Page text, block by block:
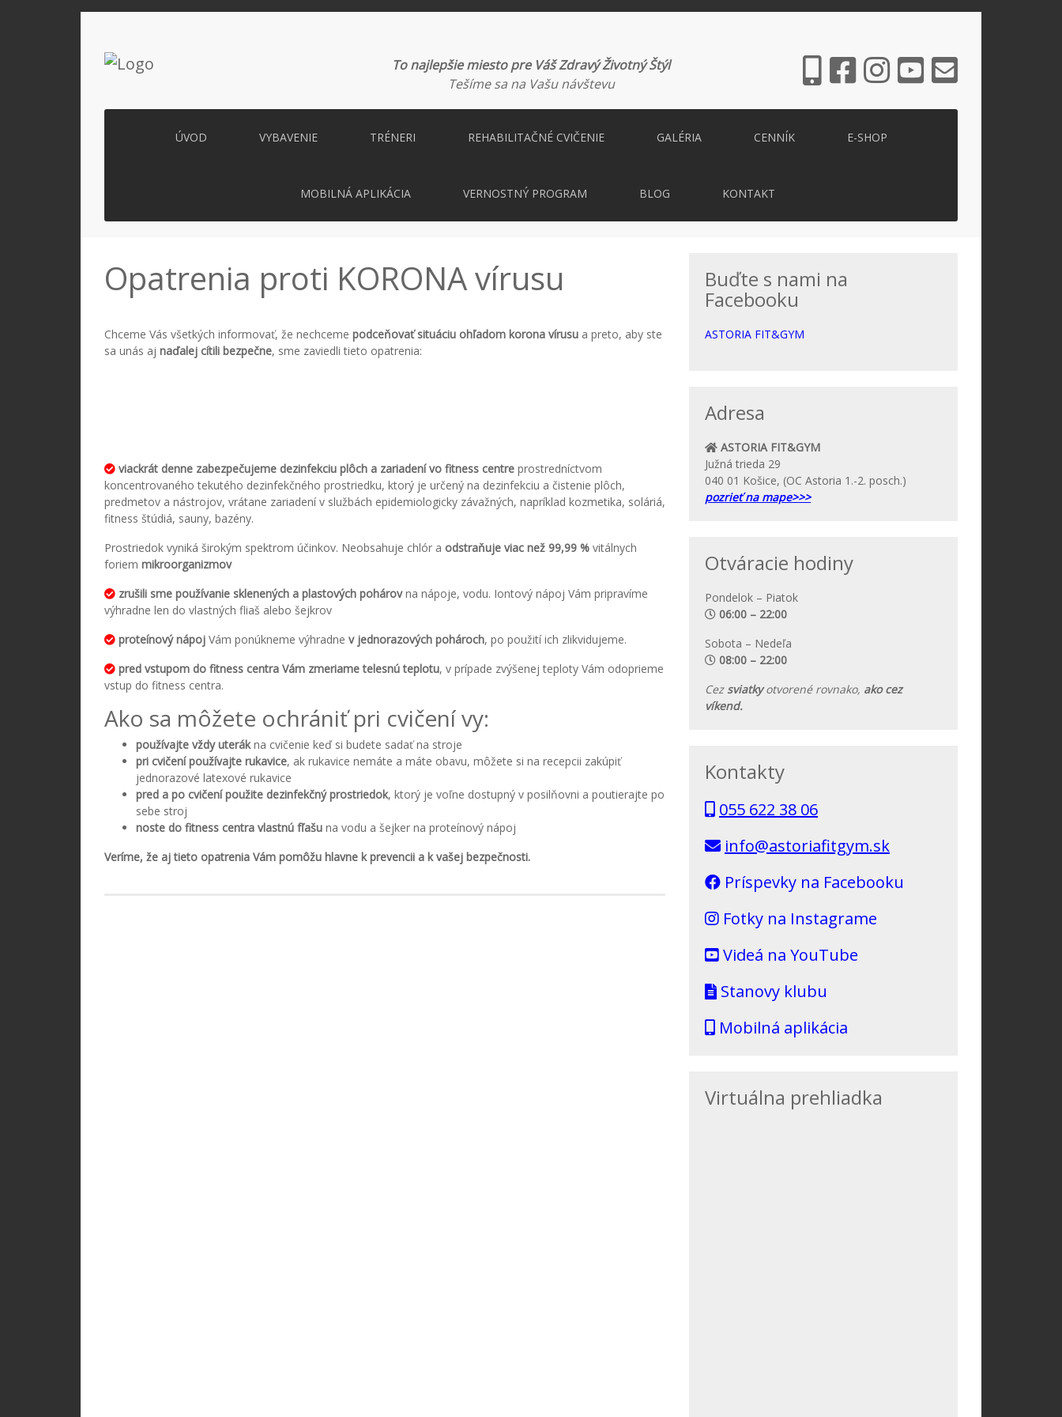
To najlepšie miesto pre Váš Zdravý Životný Štýl
Tešíme sa na Vašu návštevu
ÚVOD VYBAVENIE TRÉNERI REHABILITAČNÉ CVIČENIE GALÉRIA CENNÍK E-SHOP
MOBILNÁ APLIKÁCIA VERNOSTNÝ PROGRAM BLOG KONTAKT
Opatrenia proti KORONA vírusu
Chceme Vás všetkých informovať, že nechceme podceňovať situáciu ohľadom korona vírusu a preto, aby ste
sa unás aj naďalej cítili bezpečne, sme zaviedli tieto opatrenia:
viackrát denne zabezpečujeme dezinfekciu plôch a zariadení vo fitness centre prostredníctvom
koncentrovaného tekutého dezinfekčného prostriedku, ktorý je určený na dezinfekciu a čistenie plôch,
predmetov a nástrojov, vrátane zariadení v službách epidemiologicky závažných, napríklad kozmetika, soláriá,
fitness štúdiá, sauny, bazény.
Prostriedok vyniká širokým spektrom účinkov. Neobsahuje chlór a odstraňuje viac než 99,99 % vitálnych
foriem mikroorganizmov
zrušili sme používanie sklenených a plastových pohárovna nápoje, vodu. Iontový nápoj Vám pripravíme
výhradne len do vlastných fliaš alebo šejkrov
proteínový nápoj Vám ponúkneme výhradne v jednorazových pohároch, po použití ich zlikvidujeme.
pred vstupom do fitness centra Vám zmeriame telesnú teplotu, v prípade zvýšenej teploty Vám odoprieme
vstup do fitness centra.
Ako sa môžete ochrániť pri cvičení vy:
používajte vždy uterákna cvičenie keď si budete sadať na stroje
pri cvičení používajte rukavice, ak rukavice nemáte a máte obavu, môžete si na recepcii zakúpiť
jednorazové latexové rukavice
pred a po cvičení použite dezinfekčný prostriedok, ktorý je voľne dostupný v posilňovni a poutierajte po
sebe stroj
noste do fitness centra vlastnú fľašu na vodu a šejker na proteínový nápoj
Veríme, že aj tieto opatrenia Vám pomôžu hlavne k prevencii a k vašej bezpečnosti.
Buďte s nami na
Facebooku
ASTORIA FIT&GYM
Adresa
ASTORIA FIT&GYM
Južná trieda 29
040 01 Košice, (OC Astoria 1.-2. posch.)
pozrieť na mape>>>
Otváracie hodiny
Pondelok – Piatok
06:00 – 22:00
Sobota – Nedeľa
08:00 – 22:00
Cez sviatkyotvorené rovnako, ako cez
víkend.
Kontakty
055 622 38 06
info@astoriafitgym.sk
Príspevky na Facebooku
Fotky na Instagrame
Videá na YouTube
Stanovy klubu
Mobilná aplikácia
Virtuálna prehliadka